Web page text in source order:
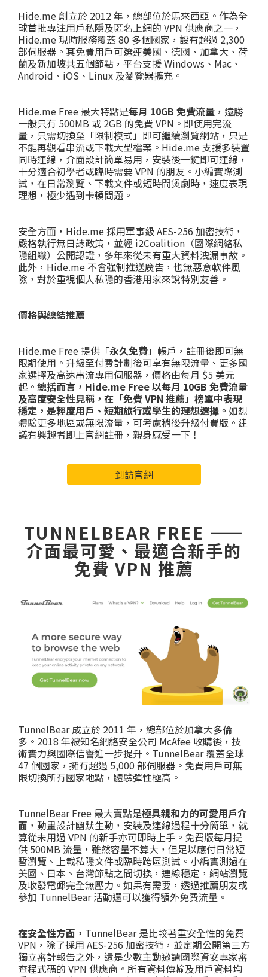
Hide.me 創立於 2012 年，總部位於馬來西亞。作為全
球首批專注用戶私隱及匿名上網的 VPN 供應商之一，
Hide.me 現時服務覆蓋 80 多個國家，設有超過 2,300
部伺服器。其免費用戶可選連美國、德國、加拿大、荷
蘭及新加坡共五個節點，平台支援 Windows、Mac、
Android、iOS、Linux 及瀏覽器擴充。
Hide.me Free 最大特點是每月 10GB 免費流量 ，遠勝
一般只有 500MB 或 2GB 的免費 VPN。即使用完流
量，只需切換至「限制模式」即可繼續瀏覽網站，只是
不能再觀看串流或下載大型檔案。Hide.me 支援多裝置
同時連線，介面設計簡單易用，安裝後一鍵即可連線，
十分適合初學者或臨時需要 VPN 的朋友。小編實際測
試，在日常瀏覽、下載文件或短時間煲劇時，速度表現
理想，極少遇到卡頓問題。
安全方面，Hide.me 採用軍事級 AES-256 加密技術，
嚴格執行無日誌政策，並經 i2Coalition（國際網絡私
隱組織）公開認證，多年來從未有重大資料洩漏事故。
此外，Hide.me 不會強制推送廣告，也無惡意軟件風
險，對於重視個人私隱的香港用家來說特別友善。
價格與總結推薦
Hide.me Free 提供「永久免費」帳戶，註冊後即可無
限期使用。升級至付費計劃後可享有無限流量、更多國
家選擇及高速串流專用伺服器，價格由每月 $5 美元
起。 總括而言，Hide.me Free 以每月 10GB 免費流量
及高度安全性見稱，在「免費 VPN 推薦」榜單中表現
穩定，是輕度用戶、短期旅行或學生的理想選擇。 如想
體驗更多地區或無限流量，可考慮稍後升級付費版。建
議有興趣者即上官網註冊，親身感受一下！
到訪官網
TUNNELBEAR FREE ——
介面最可愛、最適合新手的
免費 VPN 推薦
TunnelBear 成立於 2011 年，總部位於加拿大多倫
多。2018 年被知名網絡安全公司 McAfee 收購後，技
術實力與國際信譽進一步提升。TunnelBear 覆蓋全球
47 個國家，擁有超過 5,000 部伺服器。免費用戶可無
限切換所有國家地點，體驗彈性極高。
TunnelBear Free 最大賣點是極具親和力的可愛用戶介
面 ，動畫設計幽默生動，安裝及連線過程十分簡單，就
算從未用過 VPN 的新手亦可即時上手。免費版每月提
供 500MB 流量，雖然容量不算大，但足以應付日常短
暫瀏覽、上載私隱文件或臨時跨區測試。小編實測過在
美國、日本、台灣節點之間切換，連線穩定，網站瀏覽
及收發電郵完全無壓力。如果有需要，透過推薦朋友或
參加 TunnelBear 活動還可以獲得額外免費流量。
在安全性方面， TunnelBear 是比較著重安全性的免費
VPN，除了採用 AES-256 加密技術，並定期公開第三方
獨立審計報告之外，還是少數主動邀請國際資安專家審
查程式碼的 VPN 供應商。所有資料傳輸及用戶資料均